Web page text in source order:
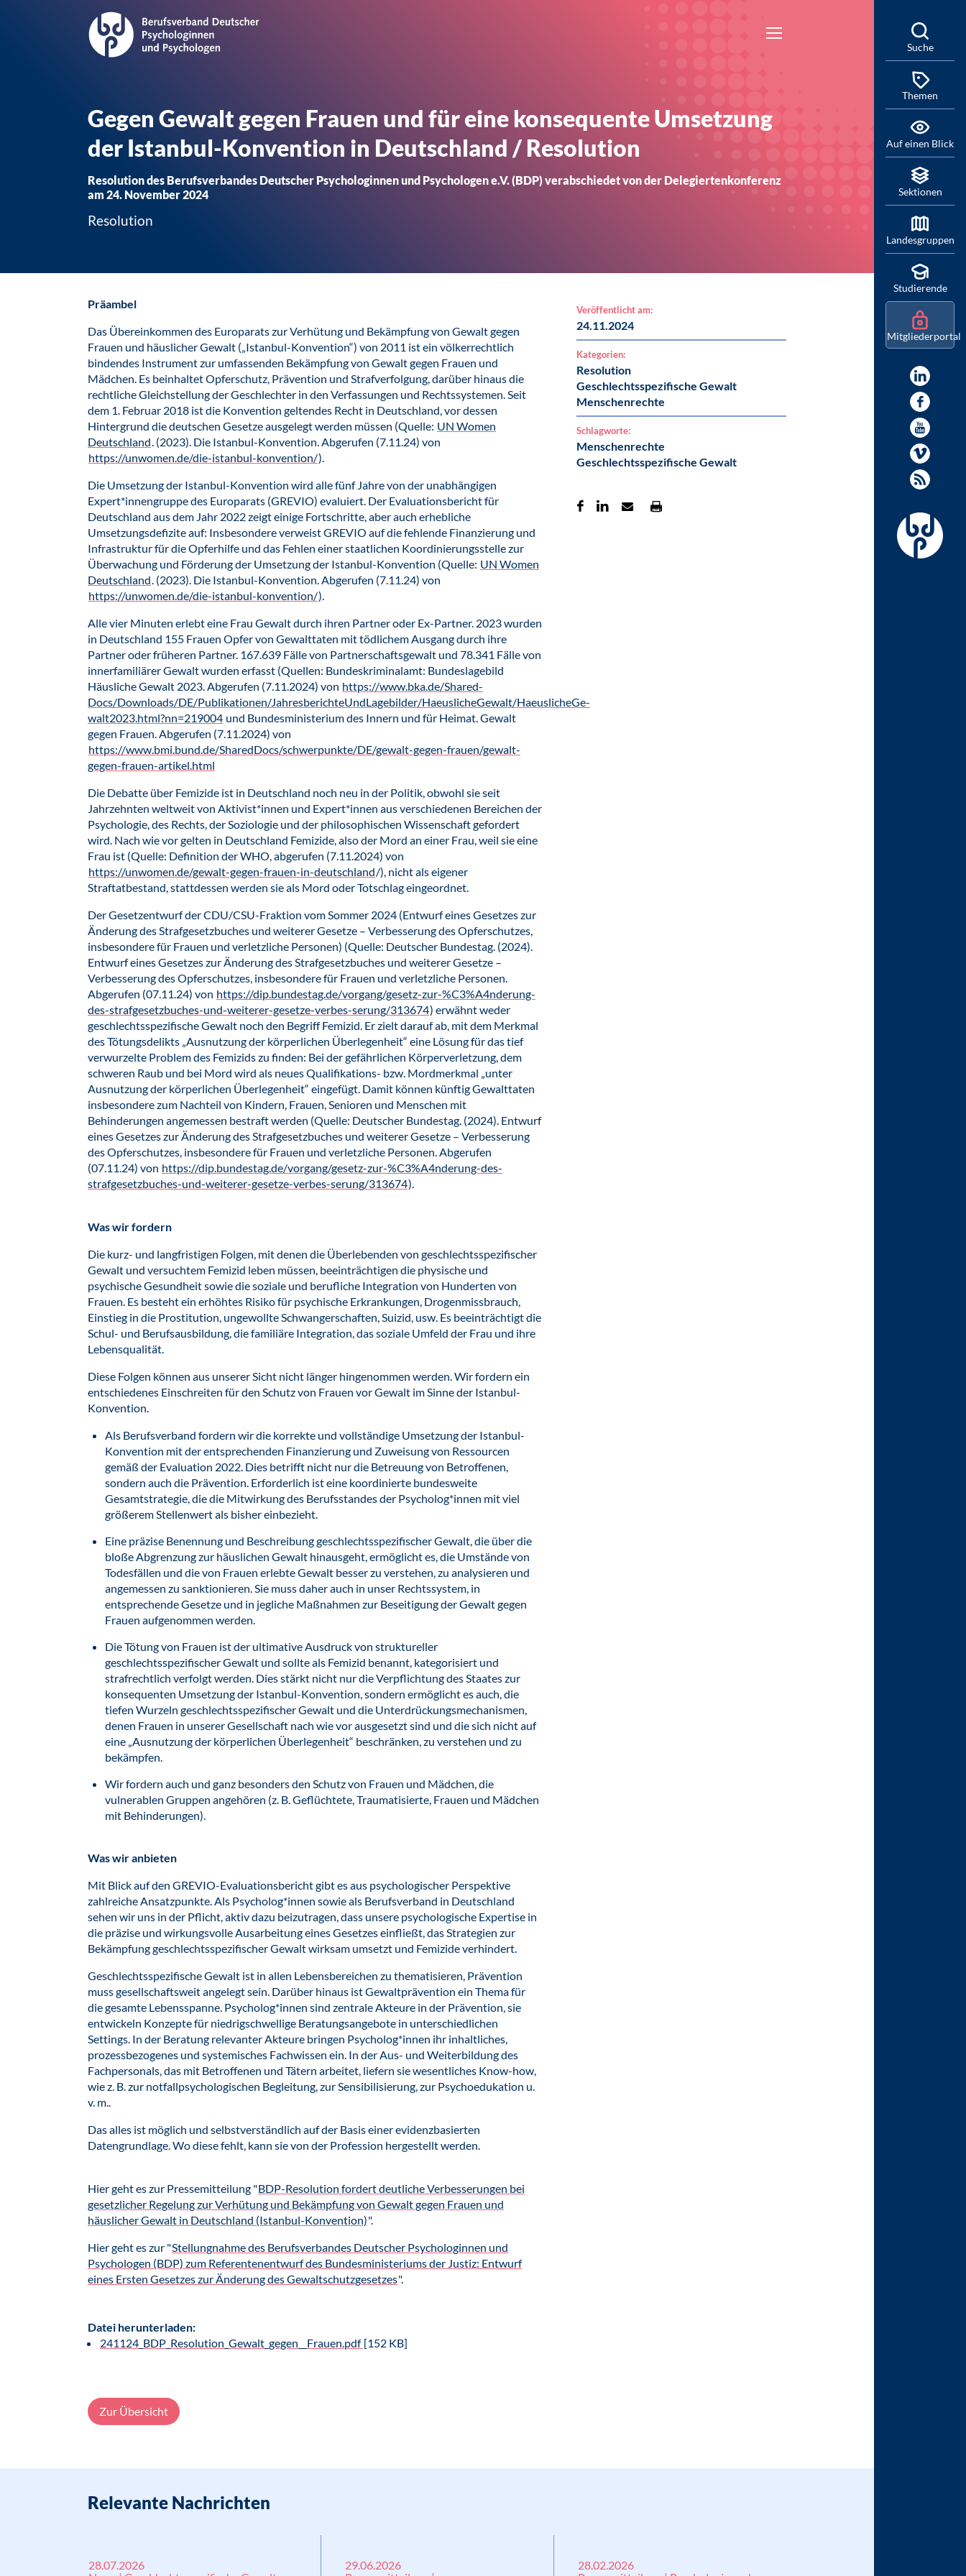
Gegen Gewalt gegen Frauen und für eine konsequente Umsetzung
der Istanbul-Konvention in Deutschland / Resolution
Resolution des Berufsverbandes Deutscher Psychologinnen und Psychologen e.V. (BDP) verabschiedet von der Delegiertenkonferenz
am 24. November 2024
Resolution
Präambel
Das Übereinkommen des Europarats zur Verhütung und Bekämpfung von Gewalt gegen
Frauen und häuslicher Gewalt („Istanbul-Konvention“) von 2011 ist ein völkerrechtlich
bindendes Instrument zur umfassenden Bekämpfung von Gewalt gegen Frauen und
Mädchen. Es beinhaltet Opferschutz, Prävention und Strafverfolgung, darüber hinaus die
rechtliche Gleichstellung der Geschlechter in den Verfassungen und Rechtssystemen. Seit
dem 1. Februar 2018 ist die Konvention geltendes Recht in Deutschland, vor dessen
Hintergrund die deutschen Gesetze ausgelegt werden müssen (Quelle: UN Women
Deutschland. (2023). Die Istanbul-Konvention. Abgerufen (7.11.24) von
https://unwomen.de/die-istanbul-konvention/).
Die Umsetzung der Istanbul-Konvention wird alle fünf Jahre von der unabhängigen
Expert*innengruppe des Europarats (GREVIO) evaluiert. Der Evaluationsbericht für
Deutschland aus dem Jahr 2022 zeigt einige Fortschritte, aber auch erhebliche
Umsetzungsdefizite auf: Insbesondere verweist GREVIO auf die fehlende Finanzierung und
Infrastruktur für die Opferhilfe und das Fehlen einer staatlichen Koordinierungsstelle zur
Überwachung und Förderung der Umsetzung der Istanbul-Konvention (Quelle: UN Women
Deutschland. (2023). Die Istanbul-Konvention. Abgerufen (7.11.24) von
https://unwomen.de/die-istanbul-konvention/).
Alle vier Minuten erlebt eine Frau Gewalt durch ihren Partner oder Ex-Partner. 2023 wurden
in Deutschland 155 Frauen Opfer von Gewalttaten mit tödlichem Ausgang durch ihre
Partner oder früheren Partner. 167.639 Fälle von Partnerschaftsgewalt und 78.341 Fälle von
innerfamiliärer Gewalt wurden erfasst (Quellen: Bundeskriminalamt: Bundeslagebild
Häusliche Gewalt 2023. Abgerufen (7.11.2024) von https://www.bka.de/Shared-
Docs/Downloads/DE/Publikationen/JahresberichteUndLagebilder/HaeuslicheGewalt/HaeuslicheGe-
walt2023.html?nn=219004 und Bundesministerium des Innern und für Heimat. Gewalt
gegen Frauen. Abgerufen (7.11.2024) von
https://www.bmi.bund.de/SharedDocs/schwerpunkte/DE/gewalt-gegen-frauen/gewalt-
gegen-frauen-artikel.html
Die Debatte über Femizide ist in Deutschland noch neu in der Politik, obwohl sie seit
Jahrzehnten weltweit von Aktivist*innen und Expert*innen aus verschiedenen Bereichen der
Psychologie, des Rechts, der Soziologie und der philosophischen Wissenschaft gefordert
wird. Nach wie vor gelten in Deutschland Femizide, also der Mord an einer Frau, weil sie eine
Frau ist (Quelle: Definition der WHO, abgerufen (7.11.2024) von
https://unwomen.de/gewalt-gegen-frauen-in-deutschland/), nicht als eigener
Straftatbestand, stattdessen werden sie als Mord oder Totschlag eingeordnet.
Der Gesetzentwurf der CDU/CSU-Fraktion vom Sommer 2024 (Entwurf eines Gesetzes zur
Änderung des Strafgesetzbuches und weiterer Gesetze – Verbesserung des Opferschutzes,
insbesondere für Frauen und verletzliche Personen) (Quelle: Deutscher Bundestag. (2024).
Entwurf eines Gesetzes zur Änderung des Strafgesetzbuches und weiterer Gesetze –
Verbesserung des Opferschutzes, insbesondere für Frauen und verletzliche Personen.
Abgerufen (07.11.24) von https://dip.bundestag.de/vorgang/gesetz-zur-%C3%A4nderung-
des-strafgesetzbuches-und-weiterer-gesetze-verbes-serung/313674) erwähnt weder
geschlechtsspezifische Gewalt noch den Begriff Femizid. Er zielt darauf ab, mit dem Merkmal
des Tötungsdelikts „Ausnutzung der körperlichen Überlegenheit“ eine Lösung für das tief
verwurzelte Problem des Femizids zu finden: Bei der gefährlichen Körperverletzung, dem
schweren Raub und bei Mord wird als neues Qualifikations- bzw. Mordmerkmal „unter
Ausnutzung der körperlichen Überlegenheit“ eingefügt. Damit können künftig Gewalttaten
insbesondere zum Nachteil von Kindern, Frauen, Senioren und Menschen mit
Behinderungen angemessen bestraft werden (Quelle: Deutscher Bundestag. (2024). Entwurf
eines Gesetzes zur Änderung des Strafgesetzbuches und weiterer Gesetze – Verbesserung
des Opferschutzes, insbesondere für Frauen und verletzliche Personen. Abgerufen
(07.11.24) von https://dip.bundestag.de/vorgang/gesetz-zur-%C3%A4nderung-des-
strafgesetzbuches-und-weiterer-gesetze-verbes-serung/313674).
Was wir fordern
Die kurz- und langfristigen Folgen, mit denen die Überlebenden von geschlechtsspezifischer
Gewalt und versuchtem Femizid leben müssen, beeinträchtigen die physische und
psychische Gesundheit sowie die soziale und berufliche Integration von Hunderten von
Frauen. Es besteht ein erhöhtes Risiko für psychische Erkrankungen, Drogenmissbrauch,
Einstieg in die Prostitution, ungewollte Schwangerschaften, Suizid, usw. Es beeinträchtigt die
Schul- und Berufsausbildung, die familiäre Integration, das soziale Umfeld der Frau und ihre
Lebensqualität.
Diese Folgen können aus unserer Sicht nicht länger hingenommen werden. Wir fordern ein
entschiedenes Einschreiten für den Schutz von Frauen vor Gewalt im Sinne der Istanbul-
Konvention.
Als Berufsverband fordern wir die korrekte und vollständige Umsetzung der Istanbul-
Konvention mit der entsprechenden Finanzierung und Zuweisung von Ressourcen
gemäß der Evaluation 2022. Dies betrifft nicht nur die Betreuung von Betroffenen,
sondern auch die Prävention. Erforderlich ist eine koordinierte bundesweite
Gesamtstrategie, die die Mitwirkung des Berufsstandes der Psycholog*innen mit viel
größerem Stellenwert als bisher einbezieht.
Eine präzise Benennung und Beschreibung geschlechtsspezifischer Gewalt, die über die
bloße Abgrenzung zur häuslichen Gewalt hinausgeht, ermöglicht es, die Umstände von
Todesfällen und die von Frauen erlebte Gewalt besser zu verstehen, zu analysieren und
angemessen zu sanktionieren. Sie muss daher auch in unser Rechtssystem, in
entsprechende Gesetze und in jegliche Maßnahmen zur Beseitigung der Gewalt gegen
Frauen aufgenommen werden.
Die Tötung von Frauen ist der ultimative Ausdruck von struktureller
geschlechtsspezifischer Gewalt und sollte als Femizid benannt, kategorisiert und
strafrechtlich verfolgt werden. Dies stärkt nicht nur die Verpflichtung des Staates zur
konsequenten Umsetzung der Istanbul-Konvention, sondern ermöglicht es auch, die
tiefen Wurzeln geschlechtsspezifischer Gewalt und die Unterdrückungsmechanismen,
denen Frauen in unserer Gesellschaft nach wie vor ausgesetzt sind und die sich nicht auf
eine „Ausnutzung der körperlichen Überlegenheit“ beschränken, zu verstehen und zu
bekämpfen.
Wir fordern auch und ganz besonders den Schutz von Frauen und Mädchen, die
vulnerablen Gruppen angehören (z. B. Geflüchtete, Traumatisierte, Frauen und Mädchen
mit Behinderungen).
Was wir anbieten
Mit Blick auf den GREVIO-Evaluationsbericht gibt es aus psychologischer Perspektive
zahlreiche Ansatzpunkte. Als Psycholog*innen sowie als Berufsverband in Deutschland
sehen wir uns in der Pflicht, aktiv dazu beizutragen, dass unsere psychologische Expertise in
die präzise und wirkungsvolle Ausarbeitung eines Gesetzes einfließt, das Strategien zur
Bekämpfung geschlechtsspezifischer Gewalt wirksam umsetzt und Femizide verhindert.
Geschlechtsspezifische Gewalt ist in allen Lebensbereichen zu thematisieren, Prävention
muss gesellschaftsweit angelegt sein. Darüber hinaus ist Gewaltprävention ein Thema für
die gesamte Lebensspanne. Psycholog*innen sind zentrale Akteure in der Prävention, sie
entwickeln Konzepte für niedrigschwellige Beratungsangebote in unterschiedlichen
Settings. In der Beratung relevanter Akteure bringen Psycholog*innen ihr inhaltliches,
prozessbezogenes und systemisches Fachwissen ein. In der Aus- und Weiterbildung des
Fachpersonals, das mit Betroffenen und Tätern arbeitet, liefern sie wesentliches Know-how,
wie z. B. zur notfallpsychologischen Begleitung, zur Sensibilisierung, zur Psychoedukation u.
v. m..
Das alles ist möglich und selbstverständlich auf der Basis einer evidenzbasierten
Datengrundlage. Wo diese fehlt, kann sie von der Profession hergestellt werden.
Hier geht es zur Pressemitteilung "BDP-Resolution fordert deutliche Verbesserungen bei
gesetzlicher Regelung zur Verhütung und Bekämpfung von Gewalt gegen Frauen und
häuslicher Gewalt in Deutschland (Istanbul-Konvention)".
Hier geht es zur "Stellungnahme des Berufsverbandes Deutscher Psychologinnen und
Psychologen (BDP) zum Referentenentwurf des Bundesministeriums der Justiz: Entwurf
eines Ersten Gesetzes zur Änderung des Gewaltschutzgesetzes".
Datei herunterladen:
241124_BDP_Resolution_Gewalt_gegen__Frauen.pdf [152 KB]
Veröffentlicht am:
24.11.2024
Kategorien:
Resolution
Geschlechtsspezifische Gewalt
Menschenrechte
Schlagworte:
Menschenrechte
Geschlechtsspezifische Gewalt
Zur Übersicht
Relevante Nachrichten
28.07.2026
29.06.2026
28.02.2026
Suche
Themen
Auf einen Blick
Sektionen
Landesgruppen
Studierende
Mitgliederportal